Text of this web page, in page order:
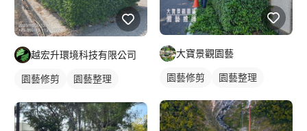
越宏升環境科技有限公司
園藝修剪
園藝整理
大寶景觀園藝
園藝修剪 園藝整理